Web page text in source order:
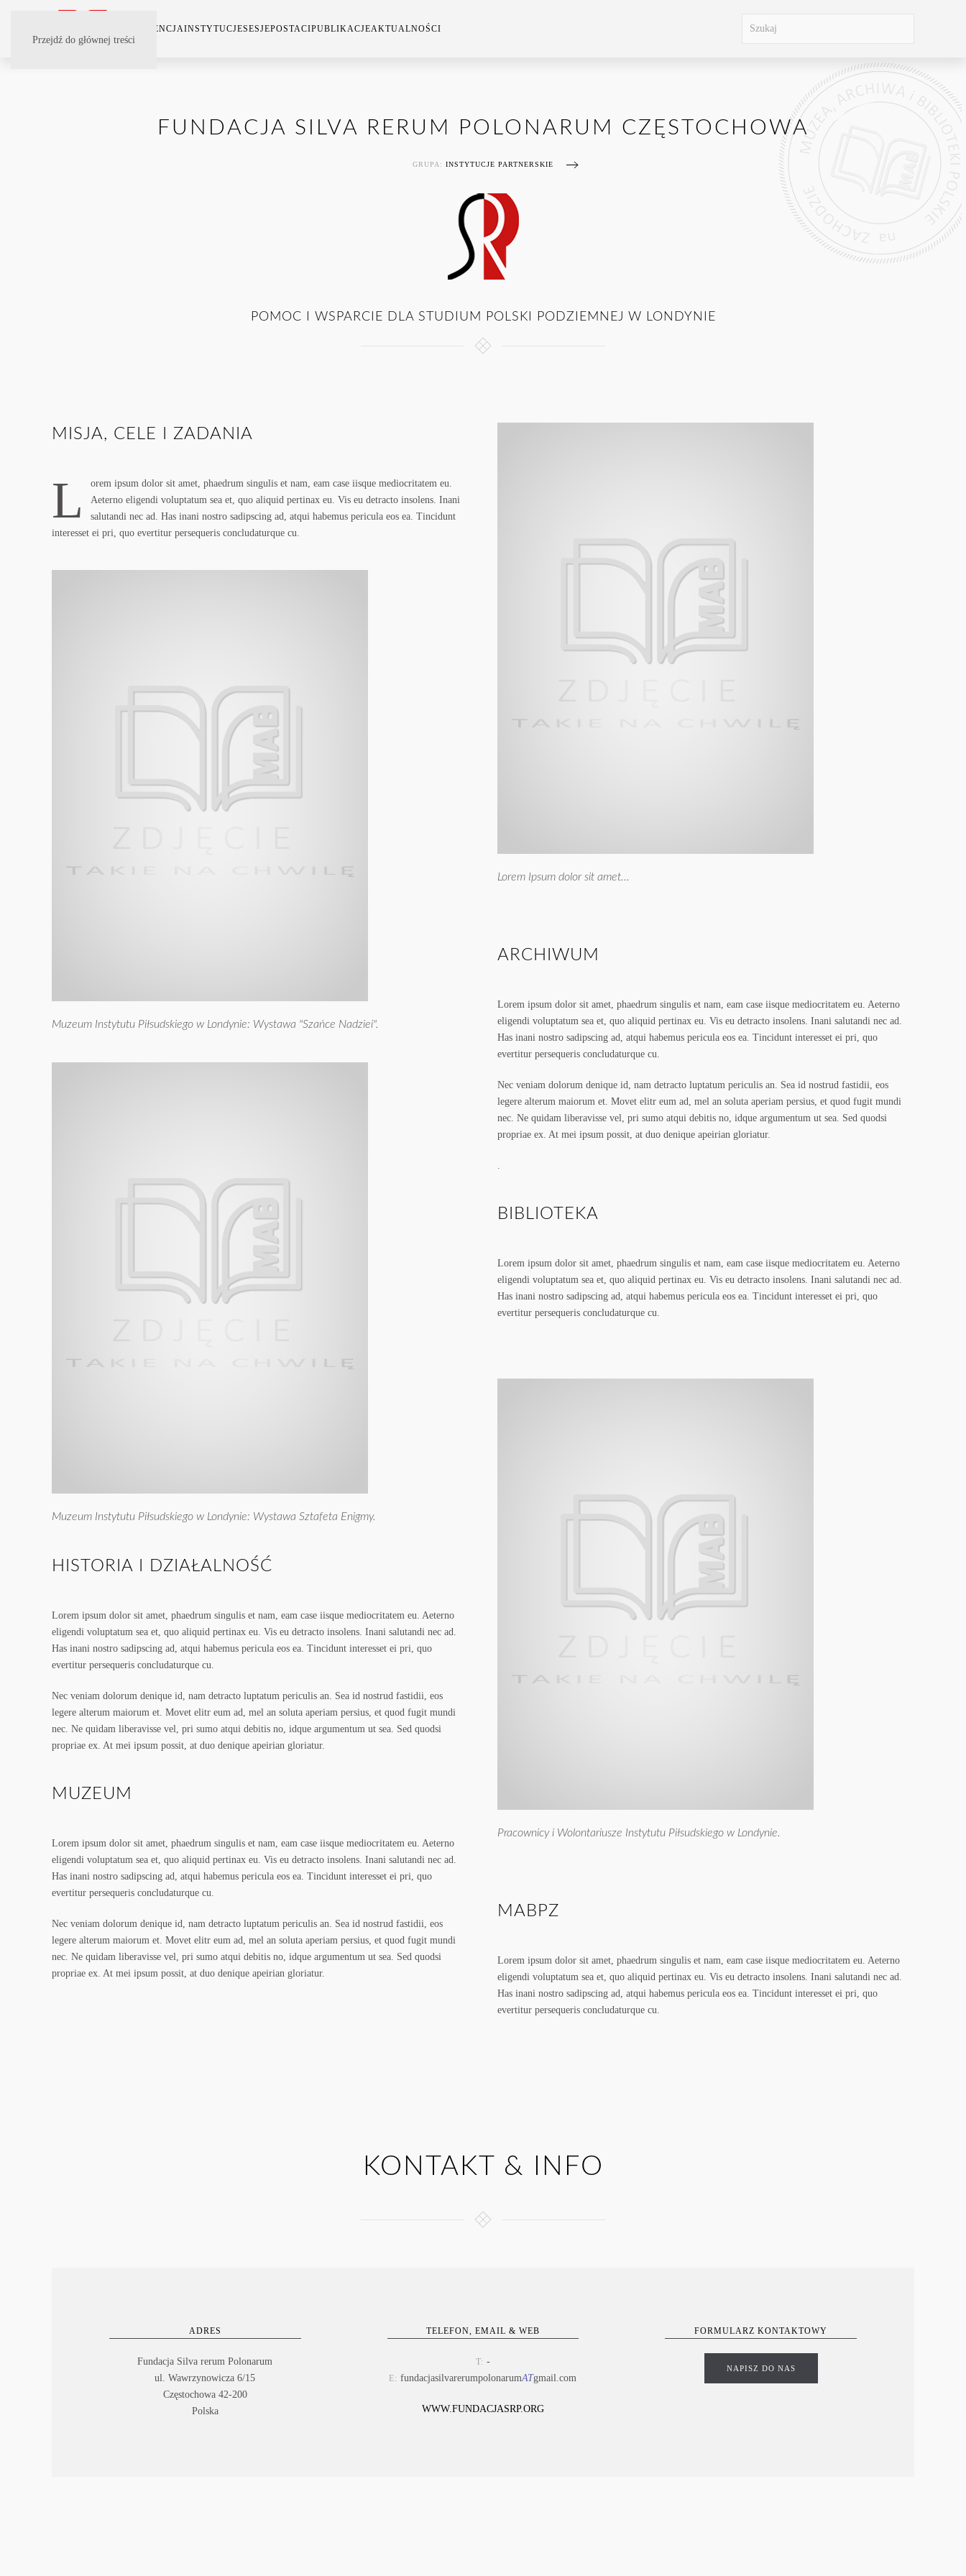
Przejdź do głównej treści
KONFERENCJAINSTYTUCJESESJEPOSTACIPUBLIKACJEAKTUALNOŚCI
FUNDACJA SILVA RERUM POLONARUM CZĘSTOCHOWA
GRUPA: INSTYTUCJE PARTNERSKIE
POMOC I WSPARCIE DLA STUDIUM POLSKI PODZIEMNEJ W LONDYNIE
MISJA, CELE I ZADANIA
L
orem ipsum dolor sit amet, phaedrum singulis et nam, eam case iisque mediocritatem eu.
Aeterno eligendi voluptatum sea et, quo aliquid pertinax eu. Vis eu detracto insolens. Inani
salutandi nec ad. Has inani nostro sadipscing ad, atqui habemus pericula eos ea. Tincidunt
interesset ei pri, quo evertitur persequeris concludaturque cu.
Muzeum Instytutu Piłsudskiego w Londynie: Wystawa "Szańce Nadziei".
Muzeum Instytutu Piłsudskiego w Londynie: Wystawa Sztafeta Enigmy.
HISTORIA I DZIAŁALNOŚĆ
Lorem ipsum dolor sit amet, phaedrum singulis et nam, eam case iisque mediocritatem eu. Aeterno
eligendi voluptatum sea et, quo aliquid pertinax eu. Vis eu detracto insolens. Inani salutandi nec ad.
Has inani nostro sadipscing ad, atqui habemus pericula eos ea. Tincidunt interesset ei pri, quo
evertitur persequeris concludaturque cu.
Nec veniam dolorum denique id, nam detracto luptatum periculis an. Sea id nostrud fastidii, eos
legere alterum maiorum et. Movet elitr eum ad, mel an soluta aperiam persius, et quod fugit mundi
nec. Ne quidam liberavisse vel, pri sumo atqui debitis no, idque argumentum ut sea. Sed quodsi
propriae ex. At mei ipsum possit, at duo denique apeirian gloriatur.
MUZEUM
Lorem ipsum dolor sit amet, phaedrum singulis et nam, eam case iisque mediocritatem eu. Aeterno
eligendi voluptatum sea et, quo aliquid pertinax eu. Vis eu detracto insolens. Inani salutandi nec ad.
Has inani nostro sadipscing ad, atqui habemus pericula eos ea. Tincidunt interesset ei pri, quo
evertitur persequeris concludaturque cu.
Nec veniam dolorum denique id, nam detracto luptatum periculis an. Sea id nostrud fastidii, eos
legere alterum maiorum et. Movet elitr eum ad, mel an soluta aperiam persius, et quod fugit mundi
nec. Ne quidam liberavisse vel, pri sumo atqui debitis no, idque argumentum ut sea. Sed quodsi
propriae ex. At mei ipsum possit, at duo denique apeirian gloriatur.
Lorem Ipsum dolor sit amet...
ARCHIWUM
Lorem ipsum dolor sit amet, phaedrum singulis et nam, eam case iisque mediocritatem eu. Aeterno
eligendi voluptatum sea et, quo aliquid pertinax eu. Vis eu detracto insolens. Inani salutandi nec ad.
Has inani nostro sadipscing ad, atqui habemus pericula eos ea. Tincidunt interesset ei pri, quo
evertitur persequeris concludaturque cu.
Nec veniam dolorum denique id, nam detracto luptatum periculis an. Sea id nostrud fastidii, eos
legere alterum maiorum et. Movet elitr eum ad, mel an soluta aperiam persius, et quod fugit mundi
nec. Ne quidam liberavisse vel, pri sumo atqui debitis no, idque argumentum ut sea. Sed quodsi
propriae ex. At mei ipsum possit, at duo denique apeirian gloriatur.
.
BIBLIOTEKA
Lorem ipsum dolor sit amet, phaedrum singulis et nam, eam case iisque mediocritatem eu. Aeterno
eligendi voluptatum sea et, quo aliquid pertinax eu. Vis eu detracto insolens. Inani salutandi nec ad.
Has inani nostro sadipscing ad, atqui habemus pericula eos ea. Tincidunt interesset ei pri, quo
evertitur persequeris concludaturque cu.
Pracownicy i Wolontariusze Instytutu Piłsudskiego w Londynie.
MABPZ
Lorem ipsum dolor sit amet, phaedrum singulis et nam, eam case iisque mediocritatem eu. Aeterno
eligendi voluptatum sea et, quo aliquid pertinax eu. Vis eu detracto insolens. Inani salutandi nec ad.
Has inani nostro sadipscing ad, atqui habemus pericula eos ea. Tincidunt interesset ei pri, quo
evertitur persequeris concludaturque cu.
KONTAKT & INFO
ADRES
Fundacja Silva rerum Polonarum
ul. Wawrzynowicza 6/15
Częstochowa 42-200
Polska
TELEFON, EMAIL & WEB
T: -
E: fundacjasilvarerumpolonarumATgmail.com
WWW.FUNDACJASRP.ORG
FORMULARZ KONTAKTOWY
NAPISZ DO NAS